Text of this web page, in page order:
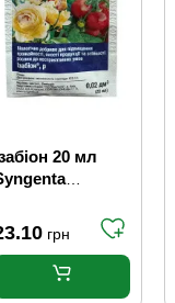
20 мл
грн